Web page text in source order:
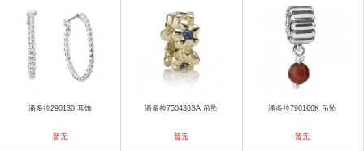
潘多拉290130 耳饰
暂无
潘多拉750436SA 吊坠
暂无
潘多拉790166K 吊坠
暂无